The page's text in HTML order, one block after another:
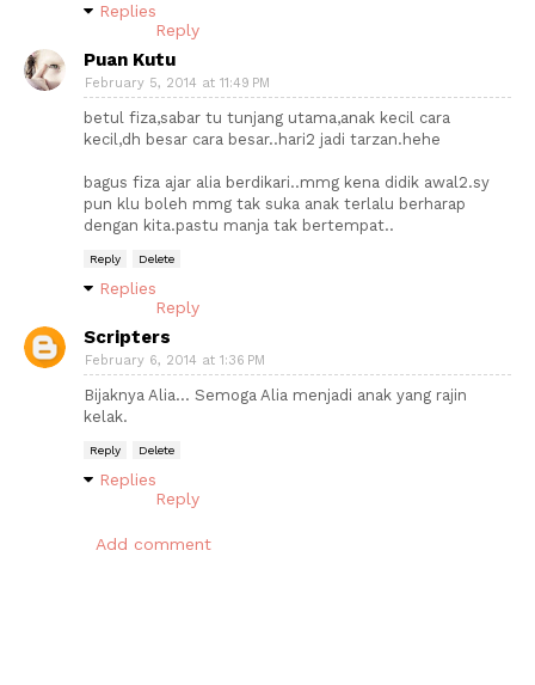
Replies
Reply
Puan Kutu
February 5, 2014 at 11:49 PM
betul fiza,sabar tu tunjang utama,anak kecil cara
kecil,dh besar cara besar..hari2 jadi tarzan.hehe
bagus fiza ajar alia berdikari..mmg kena didik awal2.sy
pun klu boleh mmg tak suka anak terlalu berharap
dengan kita.pastu manja tak bertempat..
Reply Delete
Replies
Reply
Scripters
February 6, 2014 at 1:36 PM
Bijaknya Alia... Semoga Alia menjadi anak yang rajin
kelak.
Reply Delete
Replies
Reply
Add comment